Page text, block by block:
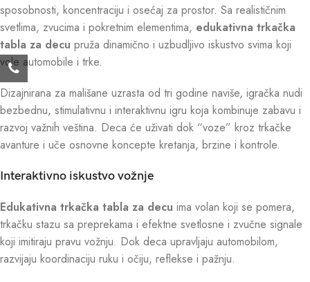
sposobnosti, koncentraciju i osećaj za prostor. Sa realističnim
svetlima, zvucima i pokretnim elementima, edukativna trkačka
tabla za decu pruža dinamično i uzbudljivo iskustvo svima koji
vole automobile i trke.
Dizajnirana za mališane uzrasta od tri godine naviše, igračka nudi
bezbednu, stimulativnu i interaktivnu igru koja kombinuje zabavu i
razvoj važnih veština. Deca će uživati dok “voze” kroz trkačke
avanture i uče osnovne koncepte kretanja, brzine i kontrole.
Interaktivno iskustvo vožnje
Edukativna trkačka tabla za decu ima volan koji se pomera,
trkačku stazu sa preprekama i efektne svetlosne i zvučne signale
koji imitiraju pravu vožnju. Dok deca upravljaju automobilom,
razvijaju koordinaciju ruku i očiju, reflekse i pažnju.